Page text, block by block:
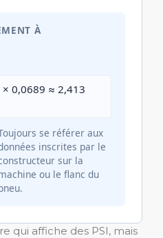
À
× 0,0689 ≈ 2,413
se référer aux
inscrites par le
sur la
ou le flanc du
qui affiche des PSI, mais